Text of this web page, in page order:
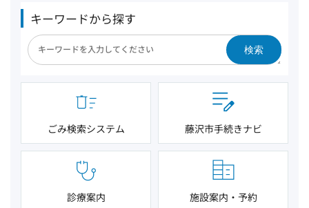
キーワードから探す
検索
ごみ検索システム 藤沢市手続きナビ
診療案内 施設案内・予約